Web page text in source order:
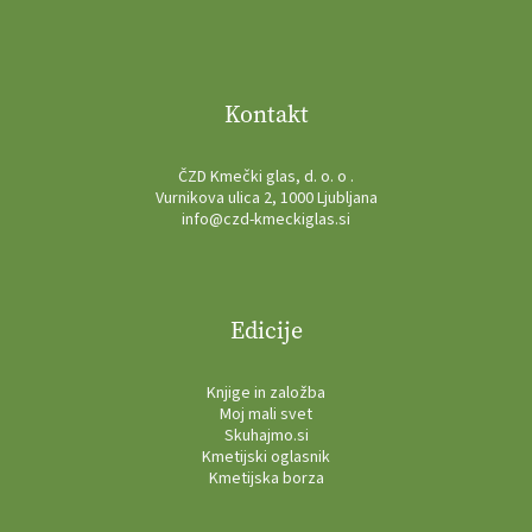
Kontakt
ČZD Kmečki glas, d. o. o .
Vurnikova ulica 2, 1000 Ljubljana
info@czd-kmeckiglas.si
Edicije
Knjige in založba
Moj mali svet
Skuhajmo.si
Kmetijski oglasnik
Kmetijska borza